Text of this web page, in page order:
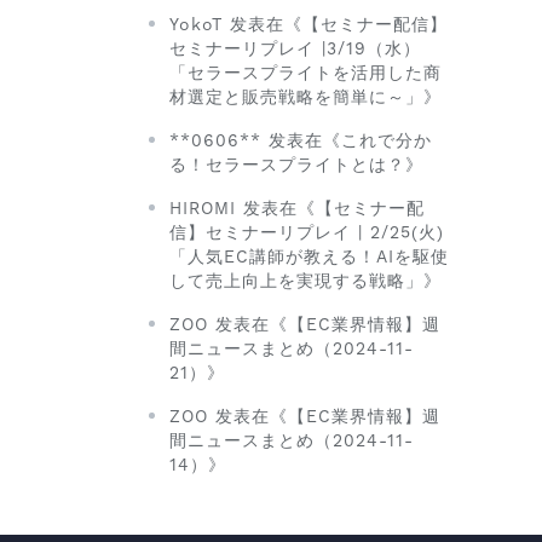
YokoT 发表在《【セミナー配信】
セミナーリプレイ |3/19（水）
「セラースプライトを活用した商
材選定と販売戦略を簡単に～」》
**0606** 发表在《これで分か
る！セラースプライトとは？》
HIROMI 发表在《【セミナー配
信】セミナーリプレイ | 2/25(火)
「人気EC講師が教える！AIを駆使
して売上向上を実現する戦略」》
ZOO 发表在《【EC業界情報】週
間ニュースまとめ（2024-11-
21）》
ZOO 发表在《【EC業界情報】週
間ニュースまとめ（2024-11-
14）》